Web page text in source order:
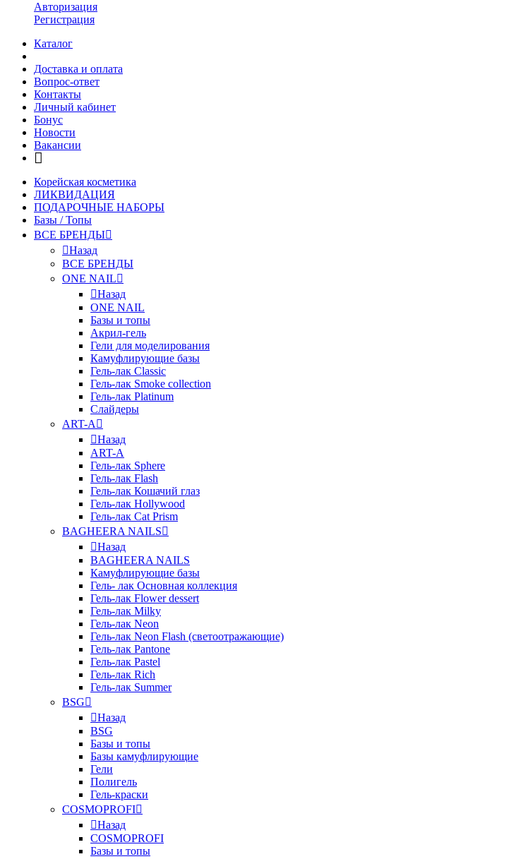
Авторизация
Регистрация
Каталог
Доставка и оплата
Вопрос-ответ
Контакты
Личный кабинет
Бонус
Новости
Вакансии
Корейская косметика
ЛИКВИДАЦИЯ
ПОДАРОЧНЫЕ НАБОРЫ
Базы / Топы
ВСЕ БРЕНДЫ
Назад
ВСЕ БРЕНДЫ
ONE NAIL
Назад
ONE NAIL
Базы и топы
Акрил-гель
Гели для моделирования
Камуфлирующие базы
Гель-лак Classic
Гель-лак Smoke collection
Гель-лак Platinum
Слайдеры
ART-A
Назад
ART-A
Гель-лак Sphere
Гель-лак Flash
Гель-лак Кошачий глаз
Гель-лак Hollywood
Гель-лак Cat Prism
BAGHEERA NAILS
Назад
BAGHEERA NAILS
Камуфлирующие базы
Гель- лак Основная коллекция
Гель-лак Flower dessert
Гель-лак Milky
Гель-лак Neon
Гель-лак Neon Flash (светоотражающие)
Гель-лак Pantone
Гель-лак Pastel
Гель-лак Rich
Гель-лак Summer
BSG
Назад
BSG
Базы и топы
Базы камуфлирующие
Гели
Полигель
Гель-краски
COSMOPROFI
Назад
COSMOPROFI
Базы и топы